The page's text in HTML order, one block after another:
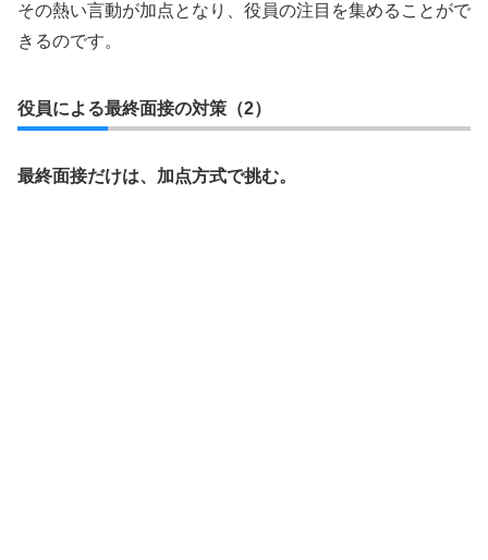
その熱い言動が加点となり、役員の注目を集めることがで
きるのです。
役員による最終面接の対策（2）
最終面接だけは、加点方式で挑む。